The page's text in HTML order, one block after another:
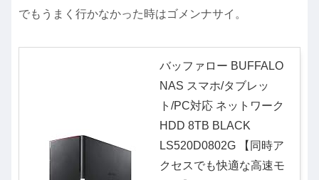
でもうまく行かなかった時はゴメンナサイ。
バッファロー BUFFALO
NAS スマホ/タブレッ
ト/PC対応 ネットワーク
HDD 8TB BLACK
LS520D0802G 【同時ア
クセスでも快適な高速モ